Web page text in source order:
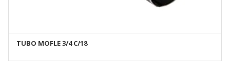
TUBO MOFLE 3/4 C/18